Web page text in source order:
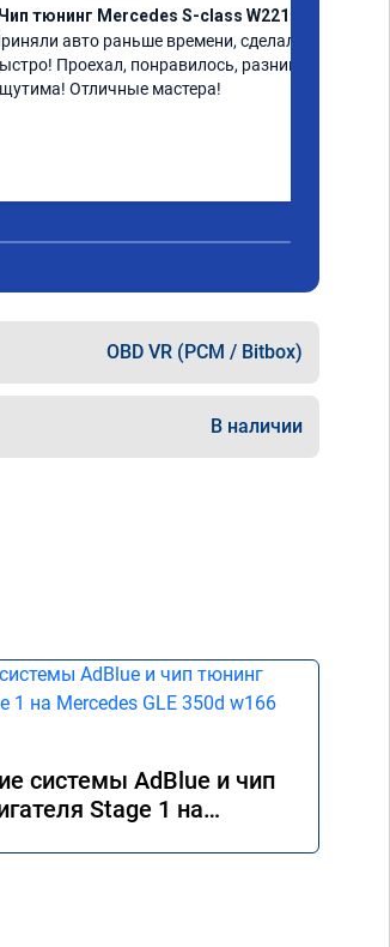
тюнинг Mercedes S-class W221»
авто раньше времени, сделали
Проехал, понравилось, разница
Отличные мастера!
OBD VR (PCM / Bitbox)
В наличии
системы AdBlue и чип
Stage 1 на